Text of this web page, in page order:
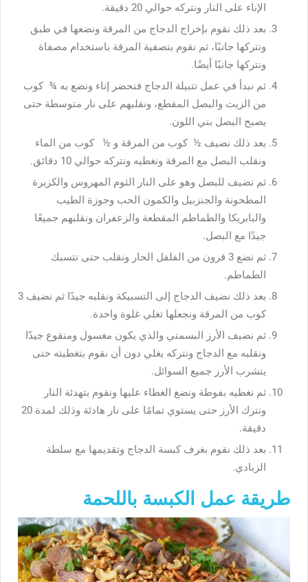
الإناء على النار ونتركه حوالي 20 دقيقة.
بعد ذلك نقوم بإخراج الدجاج من المرقة ونضعها في طبق
ونتركها جانبًا، ثم نقوم بتصفية المرقة باستخدام مصفاة
ونتركها جانبًا أيضًا.
ثم نبدأ في عمل تتبيلة الدجاج فنحضر إناء ونضع به ¾ كوب
من الزيت والبصل المقطع، ونقلبهم على نار متوسطة حتى
يصبح البصل بني اللون.
بعد ذلك نضيف ½ كوب من المرقة و ½ كوب من الماء
ونقلب البصل مع المرقة ونغطيه ونتركه حوالي 10 دقائق.
ثم نضيف للبصل وهو على النار الثوم المهروس والكزبرة
المطحونة والجنزبيل والكمون الحب وجوزة الطيب
والبابريكا والطماطم المقطعة والزعفران ونقلبهم جميعًا
جيدًا مع البصل.
ثم نضع 3 قرون من الفلفل الحار ونقلب حتى تتسبك
الطماطم.
بعد ذلك نضيف الدجاج إلى التسبيكة ونقلبه جيدًا ثم نضيف 3
كوب من المرقة ونجعلها تغلي غلوة واحدة.
ثم نضيف الأرز البسمتي والذي يكون مغسول ومنقوع جيدًا
ونقلبه مع الدجاج ونتركه يغلي دون أن نقوم بتغطيته حتى
يتشرب الأرز جميع السوائل.
ثم نغطيه بفوطة ونضع الغطاء عليها ونقوم بتهدئة النار
ونترك الأرز حتى يستوي تمامًا على نار هادئة وذلك لمدة 20
دقيقة.
بعد ذلك نقوم بغرف كبسة الدجاج وتقديمها مع سلطة
الزبادي.
طريقة عمل الكبسة باللحمة